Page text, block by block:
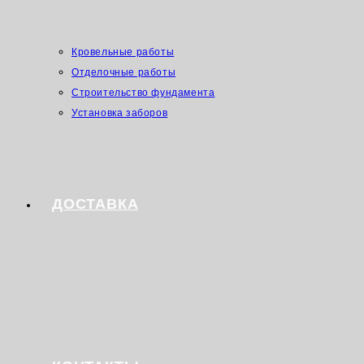
Кровельные работы
Отделочные работы
Строительство фундамента
Установка заборов
ДОСТАВКА